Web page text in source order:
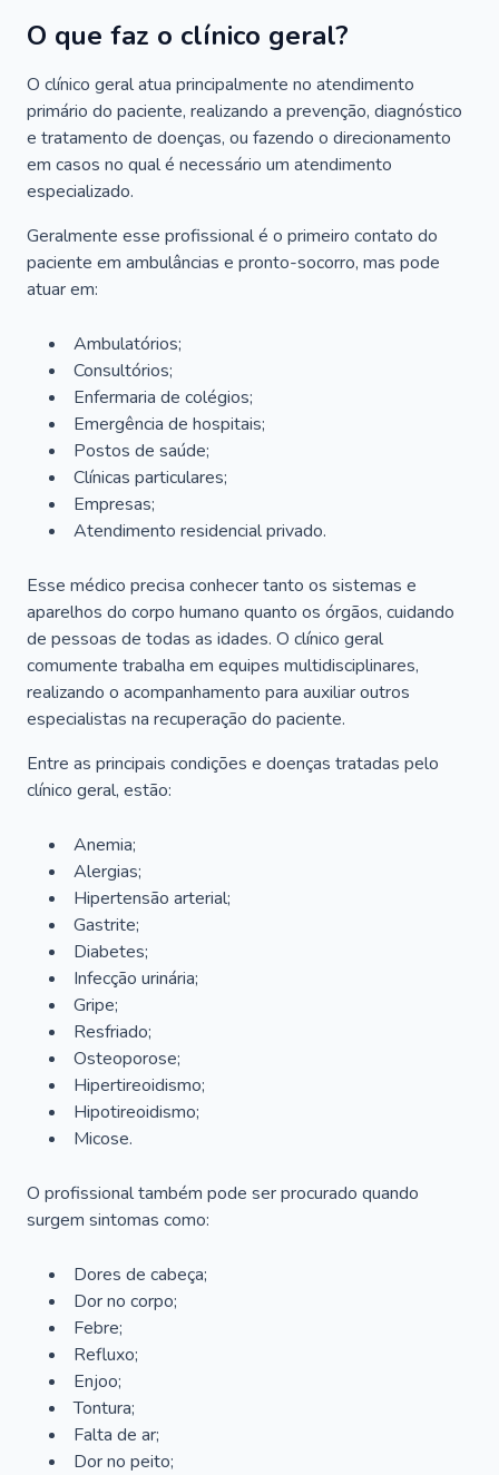
O que faz o clínico geral?
O clínico geral atua principalmente no atendimento
primário do paciente, realizando a prevenção, diagnóstico
e tratamento de doenças, ou fazendo o direcionamento
em casos no qual é necessário um atendimento
especializado.
Geralmente esse profissional é o primeiro contato do
paciente em ambulâncias e pronto-socorro, mas pode
atuar em:
Ambulatórios;
Consultórios;
Enfermaria de colégios;
Emergência de hospitais;
Postos de saúde;
Clínicas particulares;
Empresas;
Atendimento residencial privado.
Esse médico precisa conhecer tanto os sistemas e
aparelhos do corpo humano quanto os órgãos, cuidando
de pessoas de todas as idades. O clínico geral
comumente trabalha em equipes multidisciplinares,
realizando o acompanhamento para auxiliar outros
especialistas na recuperação do paciente.
Entre as principais condições e doenças tratadas pelo
clínico geral, estão:
Anemia;
Alergias;
Hipertensão arterial;
Gastrite;
Diabetes;
Infecção urinária;
Gripe;
Resfriado;
Osteoporose;
Hipertireoidismo;
Hipotireoidismo;
Micose.
O profissional também pode ser procurado quando
surgem sintomas como:
Dores de cabeça;
Dor no corpo;
Febre;
Refluxo;
Enjoo;
Tontura;
Falta de ar;
Dor no peito;